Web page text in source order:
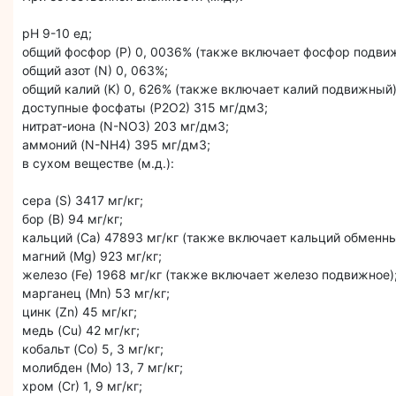
pH 9-10 ед;
общий фосфор (P) 0, 0036% (также включает фосфор
общий азот (N) 0, 063%;
общий калий (K) 0, 626% (также включает калий
доступные фосфаты (P2O2) 315 мг/дм3;
нитрат-иона (N-NO3) 203 мг/дм3;
аммоний (N-NH4) 395 мг/дм3;
в сухом веществе (м.д.):
сера (S) 3417 мг/кг;
бор (B) 94 мг/кг;
кальций (Ca) 47893 мг/кг (также включает кальций
магний (Mg) 923 мг/кг;
железо (Fe) 1968 мг/кг (также включает железо подвижное);
марганец (Mn) 53 мг/кг;
цинк (Zn) 45 мг/кг;
медь (Cu) 42 мг/кг;
кобальт (Co) 5, 3 мг/кг;
молибден (Mo) 13, 7 мг/кг;
хром (Cr) 1, 9 мг/кг;